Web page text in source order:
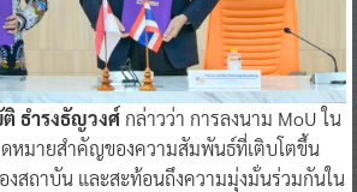
ธำรงธัญวงศ์กล่าวว่า การลงนาม MoU ใน
หมายสำคัญของความสัมพันธ์ที่เติบโตขึ้น
งสถาบัน และสะท้อนถึงความมุ่งมั่นร่วมกันใน